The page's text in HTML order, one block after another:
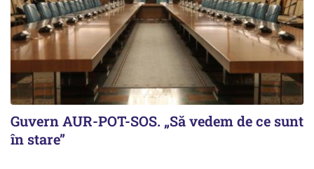
Guvern AUR-POT-SOS. „Să vedem de ce sunt
în stare”